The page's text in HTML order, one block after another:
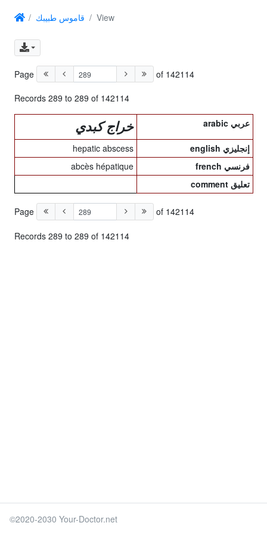
قاموس طبيبك View
Page of 142114
Records 289 to 289 of 142114
arabic عربي خراج كبدي
english إنجليزي
hepatic abscess
french فرنسي
abcès hépatique
comment تعليق
Page of 142114
Records 289 to 289 of 142114
©2020-2030 Your-Doctor.net